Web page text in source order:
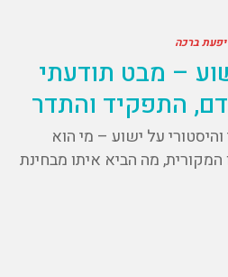
יפעת ברכה
– מבט תודעתי
התפקיד והתדר
על ישוע – מי הוא
מה הביא איתו מבחינת